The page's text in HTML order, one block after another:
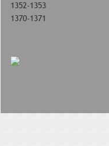
1352-1353
1370-1371